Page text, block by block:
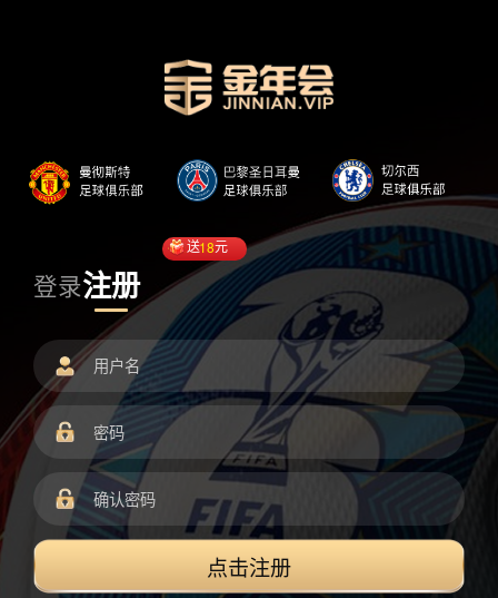
登录注册
送18元
点击注册